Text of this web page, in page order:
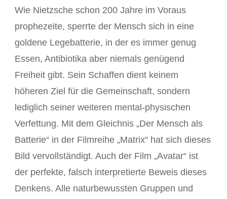
Wie Nietzsche schon 200 Jahre im Voraus
prophezeite, sperrte der Mensch sich in eine
goldene Legebatterie, in der es immer genug
Essen, Antibiotika aber niemals genügend
Freiheit gibt. Sein Schaffen dient keinem
höheren Ziel für die Gemeinschaft, sondern
lediglich seiner weiteren mental-physischen
Verfettung. Mit dem Gleichnis „Der Mensch als
Batterie“ in der Filmreihe „Matrix“ hat sich dieses
Bild vervollständigt. Auch der Film „Avatar“ ist
der perfekte, falsch interpretierte Beweis dieses
Denkens. Alle naturbewussten Gruppen und